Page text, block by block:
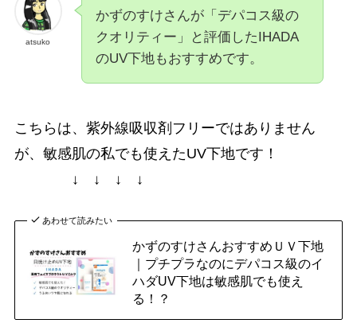
atsuko
かずのすけさんが「デパコス級の
クオリティー」と評価したIHADA
のUV下地もおすすめです。
こちらは、紫外線吸収剤フリーではありません
が、敏感肌の私でも使えたUV下地です！
↓ ↓ ↓ ↓
あわせて読みたい
かずのすけさんおすすめＵＶ下地
｜プチプラなのにデパコス級のイ
ハダUV下地は敏感肌でも使え
る！？